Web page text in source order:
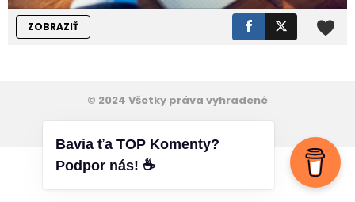
ZOBRAZIŤ
© 2024 Všetky práva vyhradené
Bavia ťa TOP Komenty?
Podpor nás! ☕